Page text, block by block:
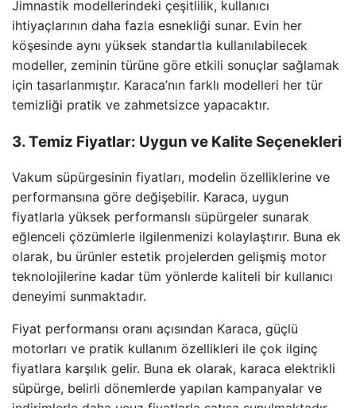
Jimnastik modellerindeki çeşitlilik, kullanıcı
ihtiyaçlarının daha fazla esnekliği sunar. Evin her
köşesinde aynı yüksek standartla kullanılabilecek
modeller, zeminin türüne göre etkili sonuçlar sağlamak
için tasarlanmıştır. Karaca’nın farklı modelleri her tür
temizliği pratik ve zahmetsizce yapacaktır.
3. Temiz Fiyatlar: Uygun ve Kalite Seçenekleri
Vakum süpürgesinin fiyatları, modelin özelliklerine ve
performansına göre değişebilir. Karaca, uygun
fiyatlarla yüksek performanslı süpürgeler sunarak
eğlenceli çözümlerle ilgilenmenizi kolaylaştırır. Buna ek
olarak, bu ürünler estetik projelerden gelişmiş motor
teknolojilerine kadar tüm yönlerde kaliteli bir kullanıcı
deneyimi sunmaktadır.
Fiyat performansı oranı açısından Karaca, güçlü
motorları ve pratik kullanım özellikleri ile çok ilginç
fiyatlara karşılık gelir. Buna ek olarak, karaca elektrikli
süpürge, belirli dönemlerde yapılan kampanyalar ve